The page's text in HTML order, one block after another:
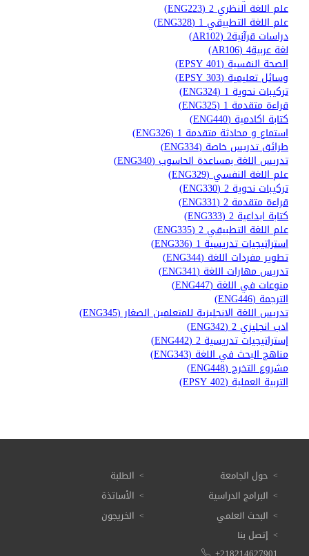
علم اللغة النظري 2 (ENG223)
علم اللغة التطبيقي 1 (ENG328)
دراسات قرآنية2 (AR102)
لغة عربية4 (AR106)
الصحة النفسية (EPSY 401)
وسائل تعليمية (EPSY 303)
تركيبات نحوية 1 (ENG324)
قراءة متقدمة 1 (ENG325)
كتابة اكادمية (ENG440)
استماع و محادثة متقدمة 1 (ENG326)
طرائق تدريس خاصة (ENG334)
تدريس اللغة بمساعدة الحاسوب (ENG340)
علم اللغة النفسي (ENG329)
تركيبات نحوية 2 (ENG330)
قراءة متقدمة 2 (ENG331)
كتابة ابداعية 2 (ENG333)
علم اللغة التطبيقي 2 (ENG335)
استراتيجيات تدريسية 1 (ENG336)
تطوير مفردات اللغة (ENG344)
تدريس مهارات اللغة (ENG341)
منوعات في اللغة (ENG447)
الترجمة (ENG446)
تدريس اللغة الانجليزية للمتعلمين الصغار (ENG345)
ادب انجليزي 2 (ENG342)
إستراتيجيات تدريسية 2 (ENG442)
مناهج البحث في اللغة (ENG343)
مشروع التخرج (ENG448)
التربية العملية (EPSY 402)
حول الجامعة
البرامج الدراسية
البحث العلمي
الطلبة
الأساتذة
الخريجون
إتصل بنا
+218214627901